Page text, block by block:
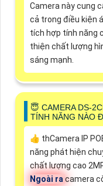
Camera này cung
cả trong điều kiện
tích hợp tính năng
thiện chất lượng
sáng mạnh.
😇 CAMERA DS-
TÍNH NĂNG NÀO
👍 thCamera IP
năng phát hiện
chất lượng cao
Ngoài ra camera